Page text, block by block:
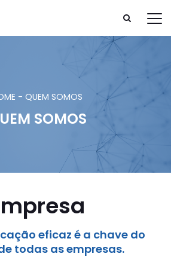
- QUEM SOMOS
SOMOS
eficaz é a chave do
todas as empresas.